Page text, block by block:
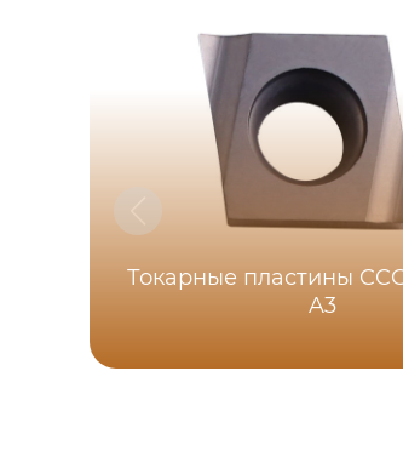
Токарные пластины
A3